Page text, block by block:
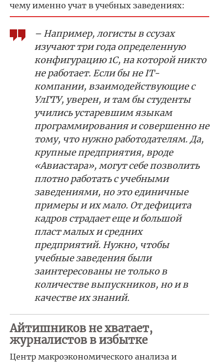
чему именно учат в учебных заведениях:
– Например, логисты в ссузах
изучают три года определенную
конфигурацию 1С, на которой никто
не работает. Если бы не IT-
компании, взаимодействующие с
УлГТУ, уверен, и там бы студенты
учились устаревшим языкам
программирования и совершенно не
тому, что нужно работодателям. Да,
крупные предприятия, вроде
«Авиастара», могут себе позволить
плотно работать с учебными
заведениями, но это единичные
примеры и их мало. От дефицита
кадров страдает еще и большой
пласт малых и средних
предприятий. Нужно, чтобы
учебные заведения были
заинтересованы не только в
количестве выпускников, но и в
качестве их знаний.
Айтишников не хватает,
журналистов в избытке
Центр макроэкономического анализа и